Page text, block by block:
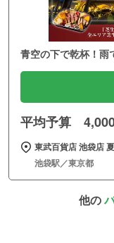
青空の下で乾杯！雨
平均予算
東武百貨店 池袋店
池袋駅／東京都
他の